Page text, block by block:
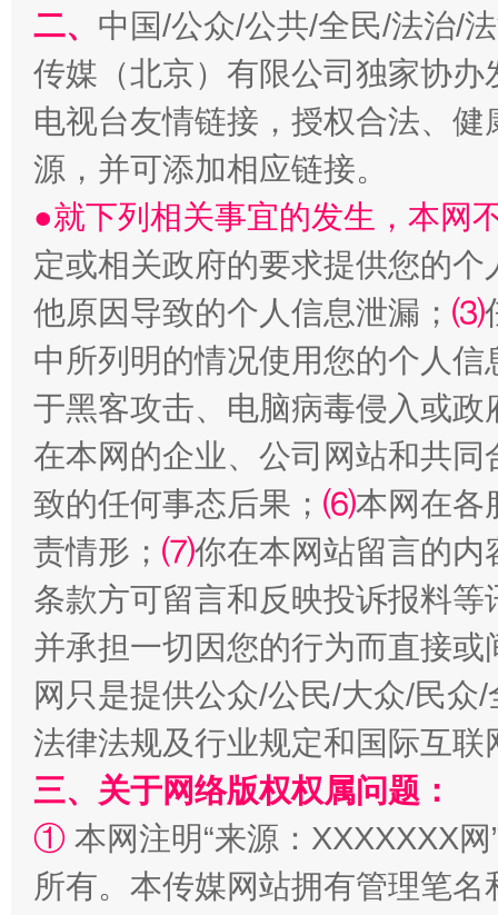
受贿1.44亿！段成刚被判无期 从幼
全民健身五年计划来了！等你上场
阿坝州三大球赛在茂县开幕 规模
二、 中国/公众/公共/全民/法治/
传媒（北京）有限公司独家协
电视台友情链接，授权合法、
源，并可添加相应链接。
●就下列相关事宜的发生，本网
定或相关政府的要求提供您的个
他原因导致的个人信息泄漏； ⑶
中所列明的情况使用您的个人
于黑客攻击、电脑病毒侵入或
在本网的企业、公司网站和共
致的任何事态后果； ⑹本网在各
责情形； ⑺你在本网站留言的内
条款方可留言和反映投诉报料
并承担一切因您的行为而直接
网只是提供公众/公民/大众/民
法律法规及行业规定和国际互
三、关于网络版权权属问题：
① 本网注明“来源：XXXXXXX
所有。本传媒网站拥有管理笔